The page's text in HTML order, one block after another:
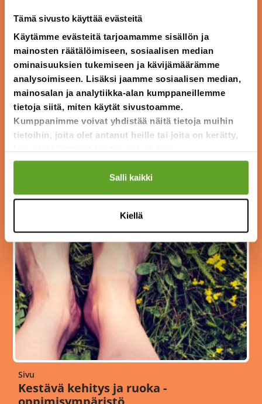
Tämä sivusto käyttää evästeitä
Käytämme evästeitä tarjoamamme sisällön ja
mainosten räätälöimiseen, sosiaalisen median
ominaisuuksien tukemiseen ja kävijämäärämme
analysoimiseen. Lisäksi jaamme sosiaalisen median,
mainosalan ja analytiikka-alan kumppaneillemme
tietoja siitä, miten käytät sivustoamme.
Kumppanimme voivat yhdistää näitä tietoja muihin
tietoihin, joita olet antanut heille tai joita on kerätty,
Salli kaikki
Kiellä
Sivu
MakuTutka-oppimisympäristö
Sivu
Kestävä kehitys ja ruoka -